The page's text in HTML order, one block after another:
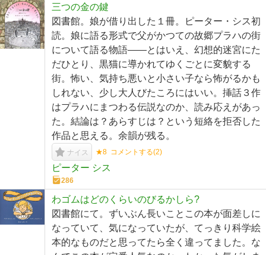
三つの金の鍵
図書館。娘が借り出した１冊。ピーター・シス初
読。娘に語る形式で父がかつての故郷プラハの街
について語る物語――とはいえ、幻想的迷宮にた
だひとり、黒猫に導かれてゆくごとに変貌する
街。怖い、気持ち悪いと小さい子なら怖がるかも
しれない、少し大人びたころにはいい。挿話３作
はプラハにまつわる伝説なのか、読み応えがあっ
た。結論は？あらすじは？という短絡を拒否した
作品と思える。余韻が残る。
ナイス ★8 コメントする(2)
ピーター シス
286
わゴムはどのくらいのびるかしら?
図書館にて。ずいぶん長いことこの本が面差しに
なっていて、気になっていたが、てっきり科学絵
本的なものだと思ってたら全く違ってました。な